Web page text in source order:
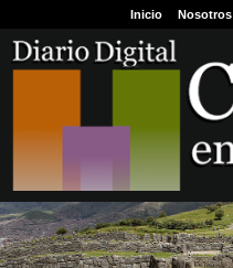
Inicio Nosotros